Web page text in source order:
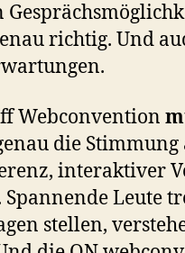
richtig. Und
Webconvention
die Stimmung
interaktiver
Leute
stellen,